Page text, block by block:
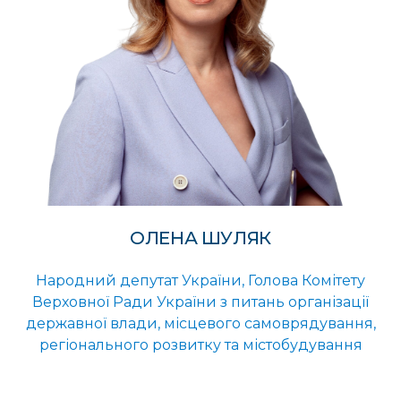
ОЛЕНА ШУЛЯК
Народний депутат України, Голова Комітету
Верховної Ради України з питань організації
державної влади, місцевого самоврядування,
регіонального розвитку та містобудування